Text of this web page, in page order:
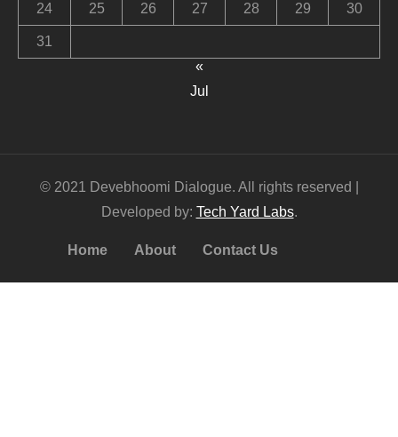
24 25 26 27 28 29 30
31
«
Jul
© 2021 Devebhoomi Dialogue. All rights reserved |
Developed by: Tech Yard Labs.
Home About Contact Us